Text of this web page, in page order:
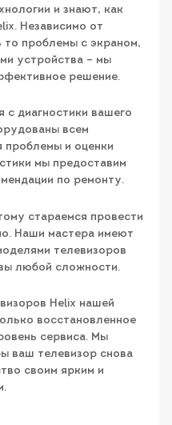
и знают, как
Независимо от
то проблемы с экраном,
устройства – мы
решение.
с диагностики вашего
всем
проблемы и оценки
мы предоставим
по ремонту.
стараемся провести
Наши мастера имеют
телевизоров
любой сложности.
Helix нашей
восстановленное
сервиса. Мы
ваш телевизор снова
своим ярким и